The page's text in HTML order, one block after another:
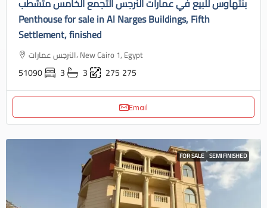
بنتهاوس للبيع في عمارات النرجس التجمع الخامس متشطب
Penthouse for sale in Al Narges Buildings, Fifth
Settlement, finished
النرجس عمارات، New Cairo 1, Egypt
51090 3 3 275 275
Email
FOR SALE SEMI FINISHED